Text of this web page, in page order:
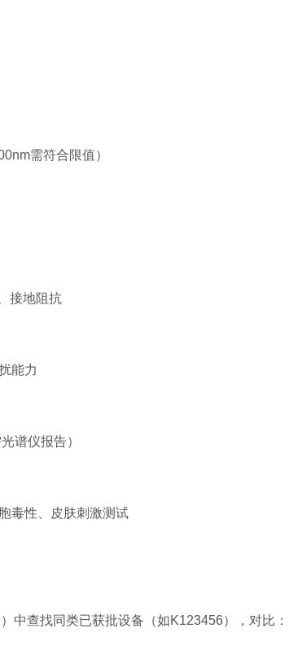
需符合限值）
接地阻抗
能力
谱仪报告）
毒性、皮肤刺激测试
中查找同类已获批设备（如K123456），对比：